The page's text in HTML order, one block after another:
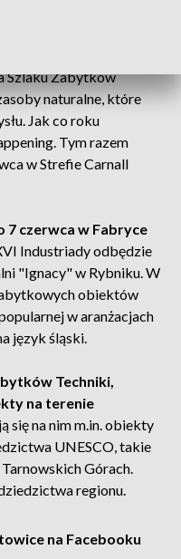
Szlaku Zabytków
naturalne, które
Jak co roku
Tym razem
w Strefie Carnall
czerwca w Fabryce
Industriady odbędzie
"Ignacy" w Rybniku. W
obiektów
w aranżacjach
język śląski.
Techniki,
na terenie
się na nim m.in. obiekty
UNESCO, takie
Górach.
regionu.
na Facebooku